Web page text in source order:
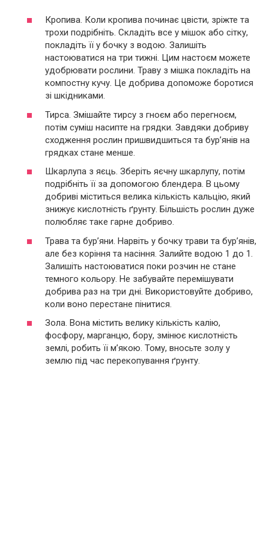
Кропива. Коли кропива починає цвісти, зріжте та
трохи подрібніть. Складіть все у мішок або сітку,
покладіть її у бочку з водою. Залишіть
настоюватися на три тижні. Цим настоєм можете
удобрювати рослини. Траву з мішка покладіть на
компостну кучу. Це добрива допоможе боротися
зі шкідниками.
Тирса. Змішайте тирсу з гноєм або перегноєм,
потім суміш насипте на грядки. Завдяки добриву
сходження рослин пришвидшиться та бур’янів на
грядках стане менше.
Шкарлупа з яєць. Зберіть яєчну шкарлупу, потім
подрібніть її за допомогою блендера. В цьому
добриві міститься велика кількість кальцію, який
знижує кислотність ґрунту. Більшість рослин дуже
полюбляє таке гарне добриво.
Трава та бур’яни. Нарвіть у бочку трави та бур’янів,
але без коріння та насіння. Залийте водою 1 до 1.
Залишіть настоюватися поки розчин не стане
темного кольору. Не забувайте перемішувати
добрива раз на три дні. Використовуйте добриво,
коли воно перестане пінитися.
Зола. Вона містить велику кількість калію,
фосфору, марганцю, бору, змінює кислотність
землі, робить її м’якою. Тому, вносьте золу у
землю під час перекопування ґрунту.